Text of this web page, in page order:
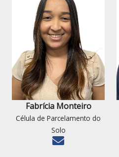
Fabrícia Monteiro
Célula de Parcelamento do
Solo